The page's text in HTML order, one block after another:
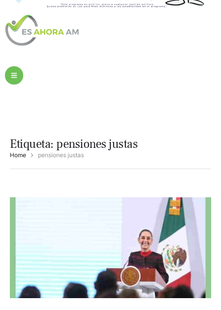
Etiqueta: pensiones justas
Home pensiones justas